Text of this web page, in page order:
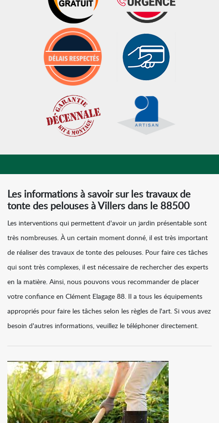
Les informations à savoir sur les travaux de
tonte des pelouses à Villers dans le 88500
Les interventions qui permettent d'avoir un jardin présentable sont
très nombreuses. À un certain moment donné, il est très important
de réaliser des travaux de tonte des pelouses. Pour faire ces tâches
qui sont très complexes, il est nécessaire de rechercher des experts
en la matière. Ainsi, nous pouvons vous recommander de placer
votre confiance en Clément Elagage 88. Il a tous les équipements
appropriés pour faire les tâches selon les règles de l'art. Si vous avez
besoin d'autres informations, veuillez le téléphoner directement.